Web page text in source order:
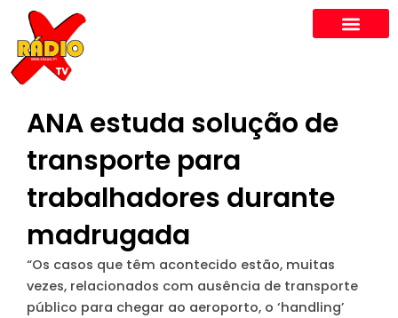
content
ANA estuda solução de
transporte para
trabalhadores durante
madrugada
“Os casos que têm acontecido estão, muitas
vezes, relacionados com ausência de transporte
público para chegar ao aeroporto, o ‘handling’